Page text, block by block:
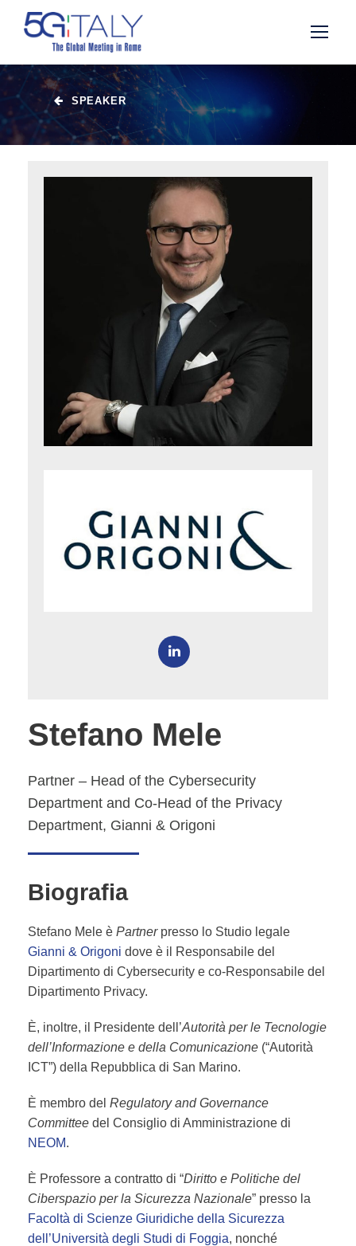
SPEAKER
Stefano Mele
Partner – Head of the Cybersecurity
Department and Co-Head of the Privacy
Department, Gianni & Origoni
Biografia
Stefano Mele è Partnerpresso lo Studio legale
Gianni & Origoni dove è il Responsabile del
Dipartimento di Cybersecurity e co-Responsabile del
Dipartimento Privacy.
È, inoltre, il Presidente dell’Autorità per le Tecnologie
dell’Informazione e della Comunicazione (“Autorità
ICT”) della Repubblica di San Marino.
È membro del Regulatory and Governance
Committee del Consiglio di Amministrazione di
NEOM.
È Professore a contratto di “Diritto e Politiche del
Ciberspazio per la Sicurezza Nazionale” presso la
Facoltà di Scienze Giuridiche della Sicurezza
dell’Università degli Studi di Foggia, nonché